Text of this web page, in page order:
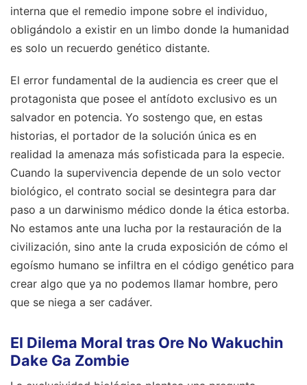
interna que el remedio impone sobre el individuo,
obligándolo a existir en un limbo donde la humanidad
es solo un recuerdo genético distante.
El error fundamental de la audiencia es creer que el
protagonista que posee el antídoto exclusivo es un
salvador en potencia. Yo sostengo que, en estas
historias, el portador de la solución única es en
realidad la amenaza más sofisticada para la especie.
Cuando la supervivencia depende de un solo vector
biológico, el contrato social se desintegra para dar
paso a un darwinismo médico donde la ética estorba.
No estamos ante una lucha por la restauración de la
civilización, sino ante la cruda exposición de cómo el
egoísmo humano se infiltra en el código genético para
crear algo que ya no podemos llamar hombre, pero
que se niega a ser cadáver.
El Dilema Moral tras Ore No Wakuchin
Dake Ga Zombie